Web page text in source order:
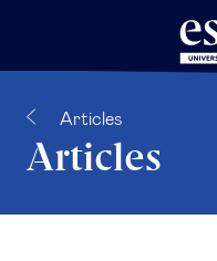
Articles
Articles